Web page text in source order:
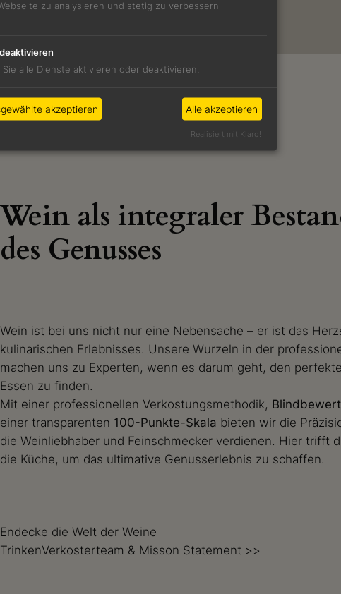
Wein als integraler
des Genusses
Wein ist bei uns nicht nur eine Nebensache – er ist das
kulinarischen Erlebnisses. Unsere Wurzeln in der
machen uns zu Experten, wenn es darum geht, den
Essen zu finden.
Mit einer professionellen Verkostungsmethodik,
einer transparenten 100-Punkte-Skala bieten wir die
die Weinliebhaber und Feinschmecker verdienen. Hier trifft
die Küche, um das ultimative Genusserlebnis zu schaffen.
Endecke die Welt der Weine
TrinkenVerkosterteam & Misson Statement >>
zu analysieren und stetig zu verbessern
alle Dienste aktivieren oder deaktivieren.
akzeptieren Alle akzeptieren
Realisiert mit Klaro!